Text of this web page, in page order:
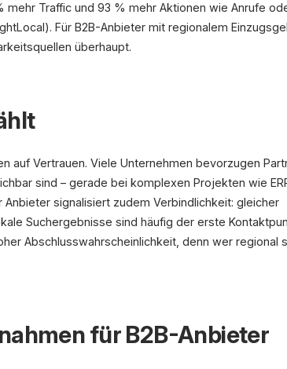
Traffic und 93 % mehr Aktionen wie Anrufe
Für B2B-Anbieter mit regionalem
überhaupt.
auf Vertrauen. Viele Unternehmen bevorzugen
sind – gerade bei komplexen Projekten wie
Anbieter signalisiert zudem Verbindlichkeit: gleicher
Suchergebnisse sind häufig der erste
Abschlusswahrscheinlichkeit, denn wer regional
für B2B-Anbieter